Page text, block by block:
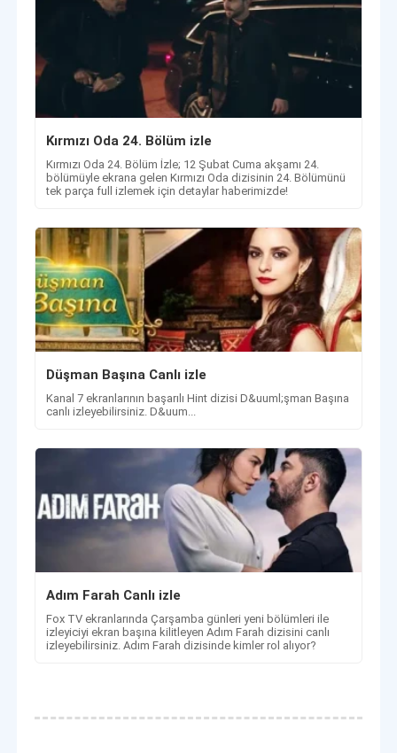
Kırmızı Oda 24. Bölüm izle
Kırmızı Oda 24. Bölüm İzle; 12 Şubat Cuma akşamı 24.
bölümüyle ekrana gelen Kırmızı Oda dizisinin 24. Bölümünü
tek parça full izlemek için detaylar haberimizde!
Düşman Başına Canlı izle
Kanal 7 ekranlarının başarılı Hint dizisi D&uuml;şman Başına
canlı izleyebilirsiniz. D&uum...
Adım Farah Canlı izle
Fox TV ekranlarında Çarşamba günleri yeni bölümleri ile
izleyiciyi ekran başına kilitleyen Adım Farah dizisini canlı
izleyebilirsiniz. Adım Farah dizisinde kimler rol alıyor?